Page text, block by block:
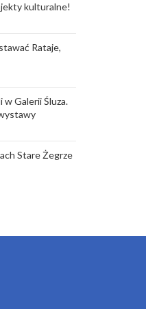
kulturalne!
Rataje,
Galerii Śluza.
Stare Żegrze